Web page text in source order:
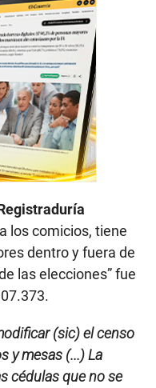
los comicios, tiene
dentro y fuera de
las elecciones” fue
(sic) el censo
y mesas (...) La
cédulas que no se